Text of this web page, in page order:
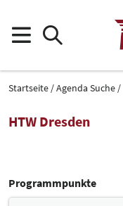
Startseite Agenda Suche
HTW Dresden
Programmpunkte